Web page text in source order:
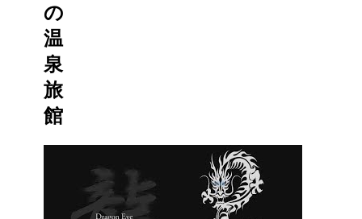
の
温
泉
旅
館